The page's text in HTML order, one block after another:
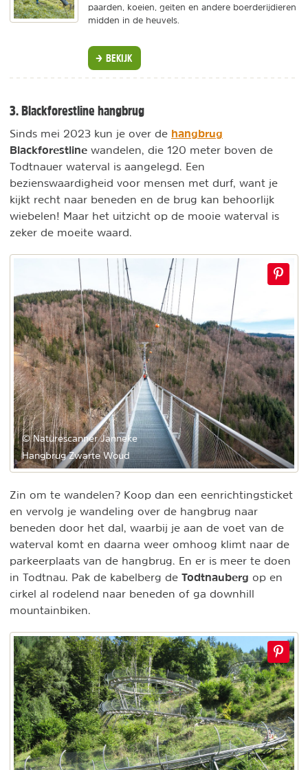
paarden, koeien, geiten en andere boerderijdieren
midden in de heuvels.
BEKIJK
3. Blackforestline hangbrug
Sinds mei 2023 kun je over de hangbrug
Blackforestline wandelen, die 120 meter boven de
Todtnauer waterval is aangelegd. Een
bezienswaardigheid voor mensen met durf, want je
kijkt recht naar beneden en de brug kan behoorlijk
wiebelen! Maar het uitzicht op de mooie waterval is
zeker de moeite waard.
© Naturescanner Janneke
Hangbrug Zwarte Woud
Zin om te wandelen? Koop dan een eenrichtingsticket
en vervolg je wandeling over de hangbrug naar
beneden door het dal, waarbij je aan de voet van de
waterval komt en daarna weer omhoog klimt naar de
parkeerplaats van de hangbrug. En er is meer te doen
in Todtnau. Pak de kabelberg de Todtnauberg op en
cirkel al rodelend naar beneden of ga downhill
mountainbiken.